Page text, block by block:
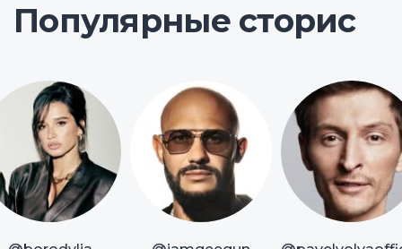
Популярные сторис